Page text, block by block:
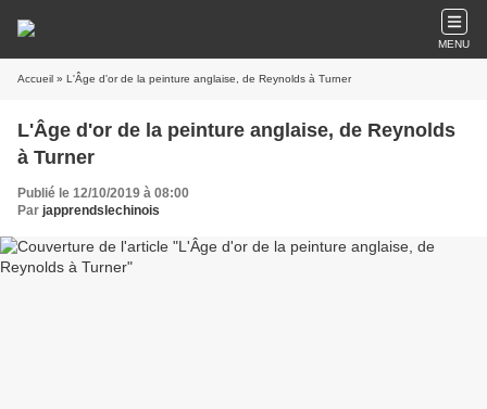
MENU
Accueil » L'Âge d'or de la peinture anglaise, de Reynolds à Turner
L'Âge d'or de la peinture anglaise, de Reynolds
à Turner
Publié le 12/10/2019 à 08:00
Par japprendslechinois